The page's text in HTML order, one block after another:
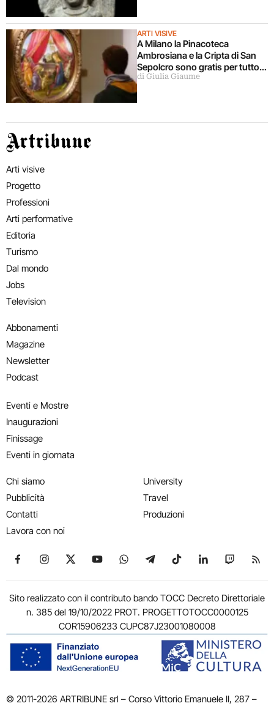
ARTI VISIVE
A Milano la Pinacoteca
Ambrosiana e la Cripta di San
Sepolcro sono gratis per tutto
agosto (ma solo per milanesi)
di Giulia Giaume
Artribune
Arti visive
Progetto
Professioni
Arti performative
Editoria
Turismo
Dal mondo
Jobs
Television
Abbonamenti
Magazine
Newsletter
Podcast
Eventi e Mostre
Inaugurazioni
Finissage
Eventi in giornata
Chi siamo
Pubblicità
Contatti
Lavora con noi
University
Travel
Produzioni
Seguici su Facebook
Seguici su Instagram
Seguici su X
Seguici su YouTube
Seguici su WhatsApp
Seguici su Telegram
Seguici su TikTok
Seguici su
Seguici
Sito realizzato con il contributo bando TOCC Decreto Direttoriale
n. 385 del 19/10/2022 PROT. PROGETTOTOCC0000125
COR15906233 CUPC87J23001080008
© 2011-2026 ARTRIBUNE srl – Corso Vittorio Emanuele II, 287 –